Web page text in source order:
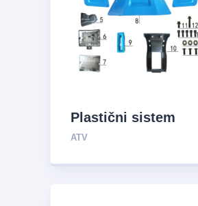
Plastični sistem
ATV